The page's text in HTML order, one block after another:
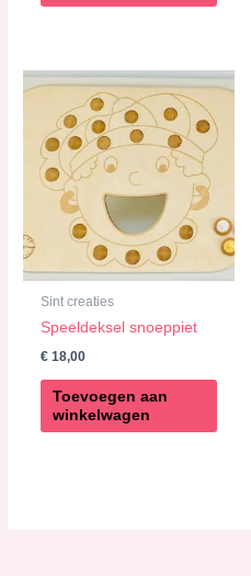
Sint creaties
Speeldeksel snoeppiet
€ 18,00
Toevoegen aan
winkelwagen